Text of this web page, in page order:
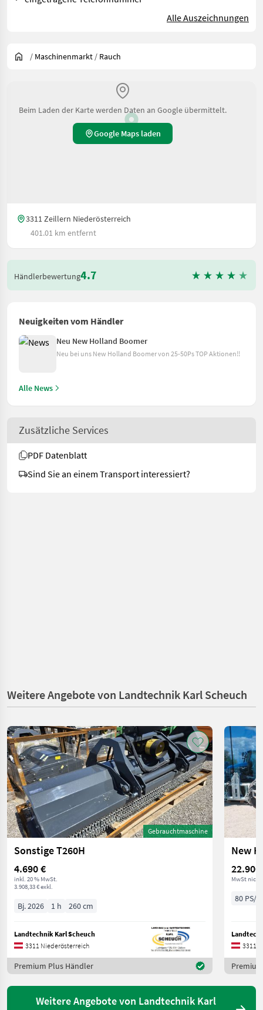
Alle Auszeichnungen
/ Maschinenmarkt / Rauch
Beim Laden der Karte werden Daten an Google übermittelt.
Google Maps laden
3311 Zeillern Niederösterreich
401.01 km entfernt
Händlerbewertung4.7
Neuigkeiten vom Händler
Neu New Holland Boomer
Neu bei uns New Holland Boomer von 25-50Ps TOP Aktionen!!
Alle News
Zusätzliche Services
PDF Datenblatt
Sind Sie an einem Transport interessiert?
Weitere Angebote von Landtechnik Karl Scheuch
Gebrauchtmaschine
Sonstige T260H
4.690 €
inkl. 20 % MwSt.
3.908,33 € exkl.
Bj. 2026 1 h 260 cm
Landtechnik Karl Scheuch
3311 Niederösterreich
Premium Plus Händler
New
22.900
MwSt
80 PS/
3311
Weitere Angebote von Landtechnik Karl